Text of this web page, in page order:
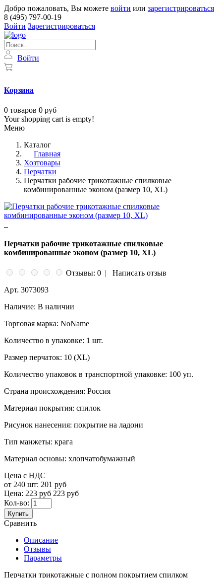
Добро пожаловать, Вы можете войти или зарегистрироваться
8 (495) 797-00-19
Войти Зарегистрироваться
Войти
Корзина
0 товаров 0 руб
Your shopping cart is empty!
Меню
Каталог
Главная
Хозтовары
Перчатки
Перчатки рабочие трикотажные спилковые
комбинированные эконом (размер 10, XL)
Перчатки рабочие трикотажные спилковые
комбинированные эконом (размер 10, XL)
Отзывы: 0 |
Написать отзыв
Арт. 3073093
Наличие: В наличии
Торговая марка: NoName
Количество в упаковке: 1 шт.
Размер перчаток: 10 (XL)
Количество упаковок в транспортной упаковке: 100 уп.
Страна происхождения: Россия
Материал покрытия: спилок
Рисунок нанесения: покрытие на ладони
Тип манжеты: крага
Материал основы: хлопчатобумажный
Цена с НДС
от 240 шт: 201 руб
Цена: 223 руб 223 руб
Кол-во:
Купить
Сравнить
Описание
Отзывы
Параметры
Перчатки трикотажные с полном покрытием спилком